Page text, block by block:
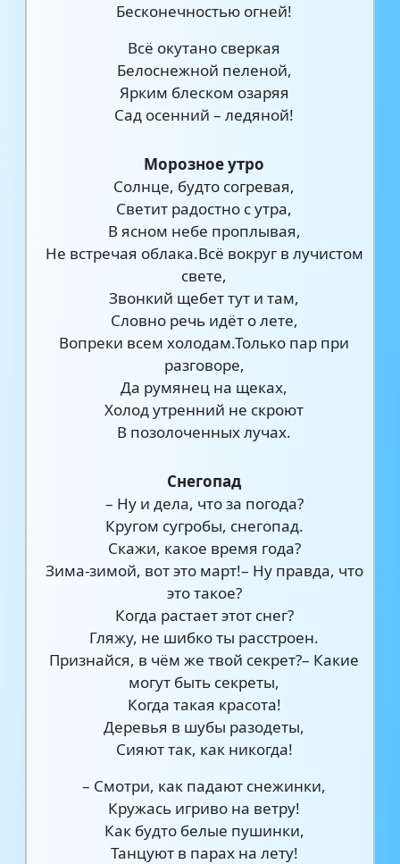
Бесконечностью огней!
Всё окутано сверкая
Белоснежной пеленой,
Ярким блеском озаряя
Сад осенний – ледяной!
Морозное утро
Солнце, будто согревая,
Светит радостно с утра,
В ясном небе проплывая,
Не встречая облака.Всё вокруг в лучистом
свете,
Звонкий щебет тут и там,
Словно речь идёт о лете,
Вопреки всем холодам.Только пар при
разговоре,
Да румянец на щеках,
Холод утренний не скроют
В позолоченных лучах.
Снегопад
– Ну и дела, что за погода?
Кругом сугробы, снегопад.
Скажи, какое время года?
Зима-зимой, вот это март!– Ну правда, что
это такое?
Когда растает этот снег?
Гляжу, не шибко ты расстроен.
Признайся, в чём же твой секрет?– Какие
могут быть секреты,
Когда такая красота!
Деревья в шубы разодеты,
Сияют так, как никогда!
– Смотри, как падают снежинки,
Кружась игриво на ветру!
Как будто белые пушинки,
Танцуют в парах на лету!